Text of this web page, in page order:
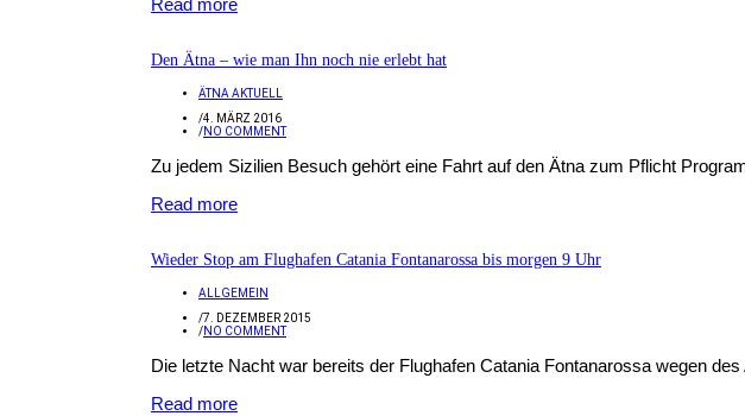
Read more
Den Ätna – wie man Ihn noch nie erlebt hat
ÄTNA AKTUELL
/4. MÄRZ 2016
/NO COMMENT
Zu jedem Sizilien Besuch gehört eine Fahrt auf den Ätna zum Pflicht
Read more
Wieder Stop am Flughafen Catania Fontanarossa bis morgen 9 Uhr
ALLGEMEIN
/7. DEZEMBER 2015
/NO COMMENT
Die letzte Nacht war bereits der Flughafen Catania Fontanarossa wegen
Read more